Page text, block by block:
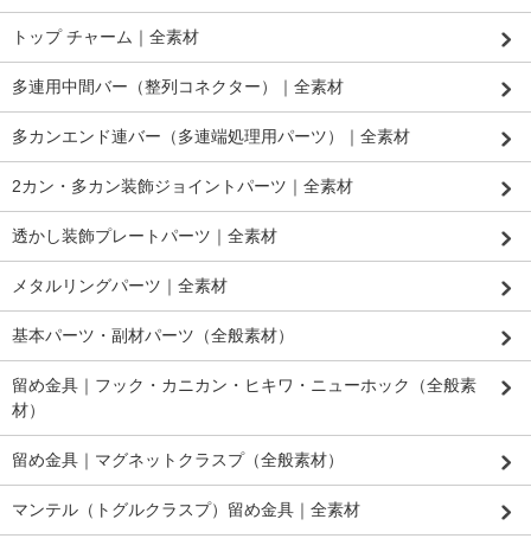
トップ チャーム｜全素材
多連用中間バー（整列コネクター）｜全素材
多カンエンド連バー（多連端処理用パーツ）｜全素材
2カン・多カン装飾ジョイントパーツ｜全素材
透かし装飾プレートパーツ｜全素材
メタルリングパーツ｜全素材
基本パーツ・副材パーツ（全般素材）
留め金具｜フック・カニカン・ヒキワ・ニューホック（全般素
材）
留め金具｜マグネットクラスプ（全般素材）
マンテル（トグルクラスプ）留め金具｜全素材